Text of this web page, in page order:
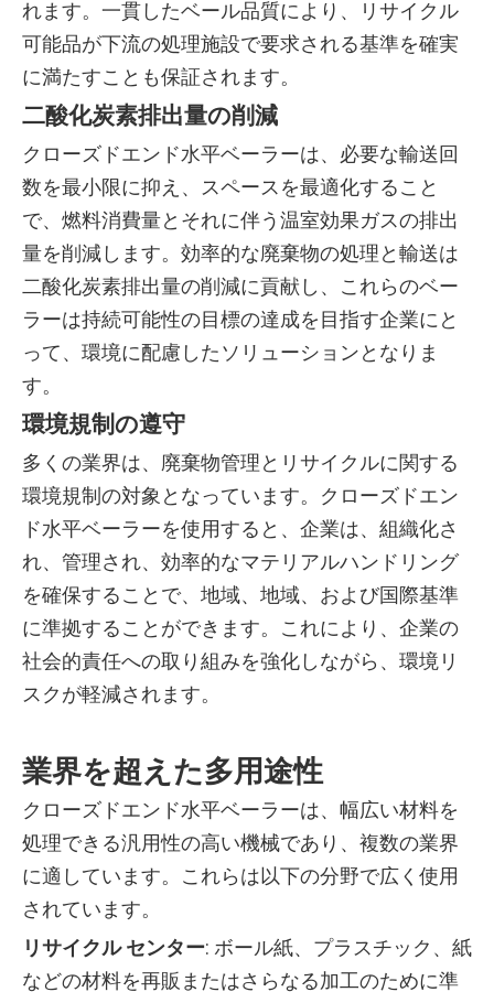
れます。一貫したベール品質により、リサイクル
可能品が下流の処理施設で要求される基準を確実
に満たすことも保証されます。
二酸化炭素排出量の削減
クローズドエンド水平ベーラーは、必要な輸送回
数を最小限に抑え、スペースを最適化すること
で、燃料消費量とそれに伴う温室効果ガスの排出
量を削減します。効率的な廃棄物の処理と輸送は
二酸化炭素排出量の削減に貢献し、これらのベー
ラーは持続可能性の目標の達成を目指す企業にと
って、環境に配慮したソリューションとなりま
す。
環境規制の遵守
多くの業界は、廃棄物管理とリサイクルに関する
環境規制の対象となっています。クローズドエン
ド水平ベーラーを使用すると、企業は、組織化さ
れ、管理され、効率的なマテリアルハンドリング
を確保することで、地域、地域、および国際基準
に準拠することができます。これにより、企業の
社会的責任への取り組みを強化しながら、環境リ
スクが軽減されます。
業界を超えた多用途性
クローズドエンド水平ベーラーは、幅広い材料を
処理できる汎用性の高い機械であり、複数の業界
に適しています。これらは以下の分野で広く使用
されています。
リサイクル センター: ボール紙、プラスチック、紙
などの材料を再販またはさらなる加工のために準